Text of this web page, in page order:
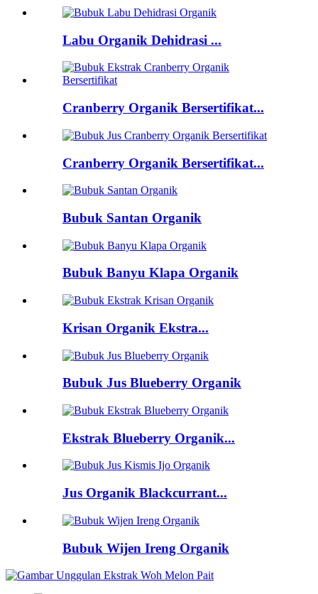
Labu Organik Dehidrasi ...
Cranberry Organik Bersertifikat...
Cranberry Organik Bersertifikat...
Bubuk Santan Organik
Bubuk Banyu Klapa Organik
Krisan Organik Ekstra...
Bubuk Jus Blueberry Organik
Ekstrak Blueberry Organik...
Jus Organik Blackcurrant...
Bubuk Wijen Ireng Organik